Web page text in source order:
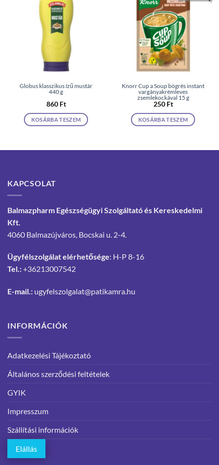
Globus klasszikus ízű mustár
440 g
860 Ft
KOSÁRBA TESZEM
Knorr Cup a Soup bögrés instant
vargányakrémleves
zsemlekockával 15 g
250 Ft
KOSÁRBA TESZEM
KAPCSOLAT
Balmazpharm Egészségügyi Szolgáltató és Kereskedelmi
Kft.
4060 Balmazújváros, Bocskai u. 2-4.
Ügyfélszolgálat elérhetősége: H-P 8-16
Tel.:+36213007542
E-mail.: ugyfelszolgalat@patikamra.hu
INFORMÁCIÓK
Adatkezelési Tájékoztató
Általános szerződési feltételek
GYIK
Impresszum
Szállítási információk
Elállás